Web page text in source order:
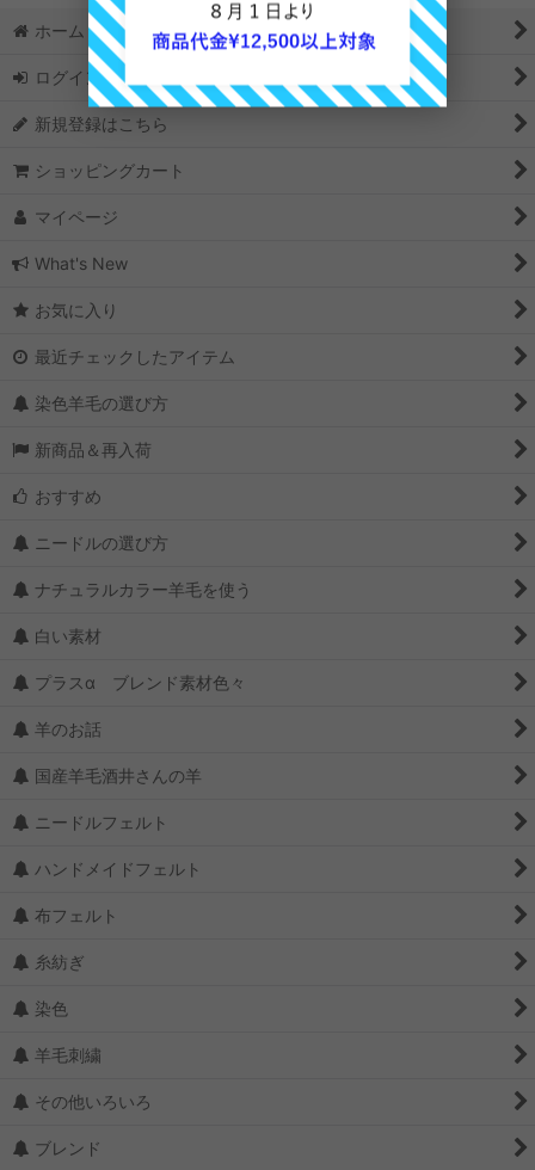
ホーム
ログイン
新規登録はこちら
ショッピングカート
マイページ
What's New
お気に入り
最近チェックしたアイテム
染色羊毛の選び方
新商品＆再入荷
おすすめ
ニードルの選び方
ナチュラルカラー羊毛を使う
白い素材
プラスα ブレンド素材色々
羊のお話
国産羊毛酒井さんの羊
ニードルフェルト
ハンドメイドフェルト
布フェルト
糸紡ぎ
染色
羊毛刺繍
その他いろいろ
ブレンド